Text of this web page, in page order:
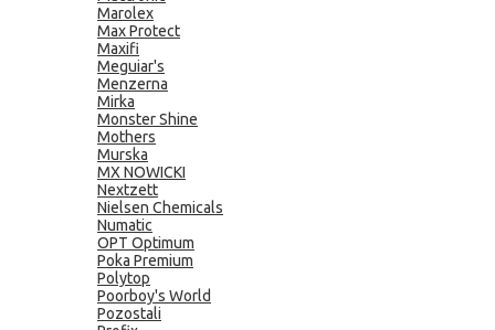
Marolex
Max Protect
Maxifi
Meguiar's
Menzerna
Mirka
Monster Shine
Mothers
Murska
MX NOWICKI
Nextzett
Nielsen Chemicals
Numatic
OPT Optimum
Poka Premium
Polytop
Poorboy's World
Pozostali